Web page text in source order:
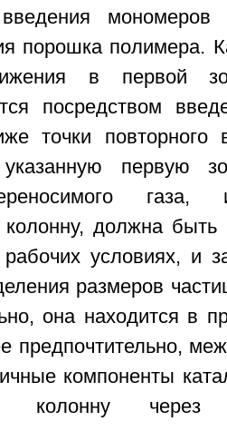
мономеров
порошка полимера.
в первой
посредством
точки повторного
первую
газа,
колонну, должна
условиях, и
размеров
она находится в
предпочтительно,
компоненты
колонну